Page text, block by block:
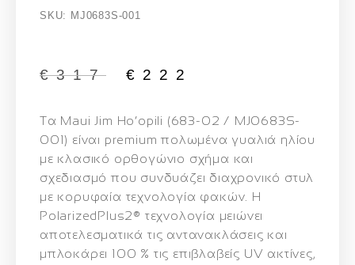
SKU: MJ0683S-001
€317 € 222
Τα Maui Jim Ho’opili (683-02 / MJ0683S-
001) είναι premium πολωμένα γυαλιά ηλίου
με κλασικό ορθογώνιο σχήμα και
σχεδιασμό που συνδυάζει διαχρονικό στυλ
με κορυφαία τεχνολογία φακών . Η
PolarizedPlus2® τεχνολογία μειώνει
αποτελεσματικά τις αντανακλάσεις και
μπλοκάρει 100 % τις επιβλαβείς UV ακτίνες,